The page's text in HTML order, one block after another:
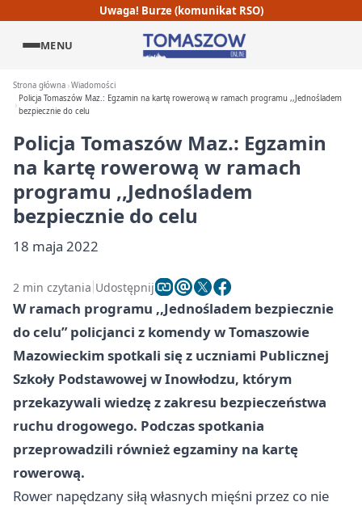
Uwaga! Burze (komunikat RSO)
MENU
Strona główna Wiadomości
Policja Tomaszów Maz.: Egzamin na kartę rowerową w ramach programu ,,Jednośladem
bezpiecznie do celu
Policja Tomaszów Maz.: Egzamin
na kartę rowerową w ramach
programu ,,Jednośladem
bezpiecznie do celu
18 maja 2022
2 min czytania Udostępnij
W ramach programu ,,Jednośladem bezpiecznie
do celu” policjanci z komendy w Tomaszowie
Mazowieckim spotkali się z uczniami Publicznej
Szkoły Podstawowej w Inowłodzu, którym
przekazywali wiedzę z zakresu bezpieczeństwa
ruchu drogowego. Podczas spotkania
przeprowadzili również egzaminy na kartę
rowerową.
Rower napędzany siłą własnych mięśni przez co nie